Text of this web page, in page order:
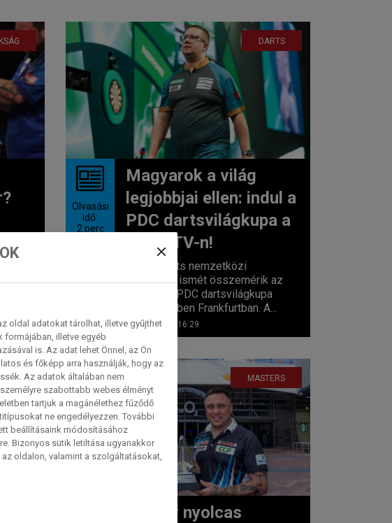
vagy
DARTS
Olvasási
idő:
2 perc
Magyarok a világ
legjobbjai ellen: indul a
PDC dartsvilágkupa a
Sport TV-n!
A profi darts nemzetközi
klasszisai ismét összemérik az
erejüket a PDC dartsvilágkupa
küzdelmeiben Frankfurtban. A...
2026. 06. 10. 16:29
MASTERS
Szuper nyolcas
oldal adatokat tárolhat, illetve gyűjthet
illetve egyéb
is. Az adat lehet Önnel, az Ön
és főképp arra használják, hogy az
Az adatok általában nem
szabottabb webes élményt
tartjuk a magánélethez fűződő
ne engedélyezzen. További
beállításaink módosításához
Bizonyos sütik letiltása ugyanakkor
oldalon, valamint a szolgáltatásokat,